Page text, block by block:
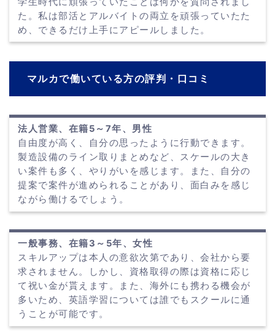
た。私は部活とアルバイトの両立を頑張っていたた
め、できるだけ上手にアピールしました。
マルカで働いている方の評判・口コミ
法人営業、在籍5～7年、男性
自由度が高く、自分の思ったように行動できます。
製造設備のライン取りまとめなど、スケールの大き
い案件も多く、やりがいを感じます。また、自分の
提案で案件が進められることがあり、面白みを感じ
ながら働けるでしょう。
一般事務、在籍3～5年、女性
スキルアップは本人の意欲次第であり、会社から要
求されません。しかし、資格取得の際は資格に応じ
て祝い金が貰えます。また、海外にも携わる機会が
多いため、英語学習については誰でもスクールに通
うことが可能です。